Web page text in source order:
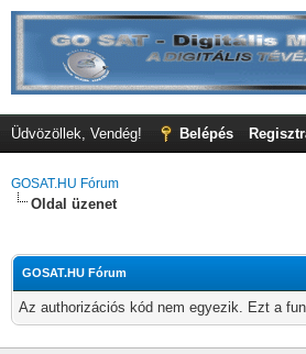
Üdvözöllek, Vendég! Belépés
GOSAT.HU Fórum
Oldal üzenet
GOSAT.HU Fórum
Az authorizációs kód nem egyezik. Ezt a